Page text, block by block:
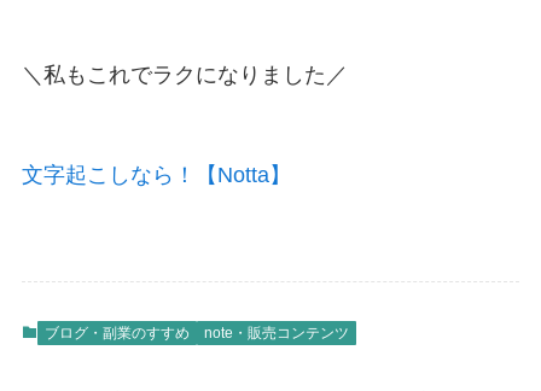
＼私もこれでラクになりました／
文字起こしなら！【Notta】
ブログ・副業のすすめ note・販売コンテンツ